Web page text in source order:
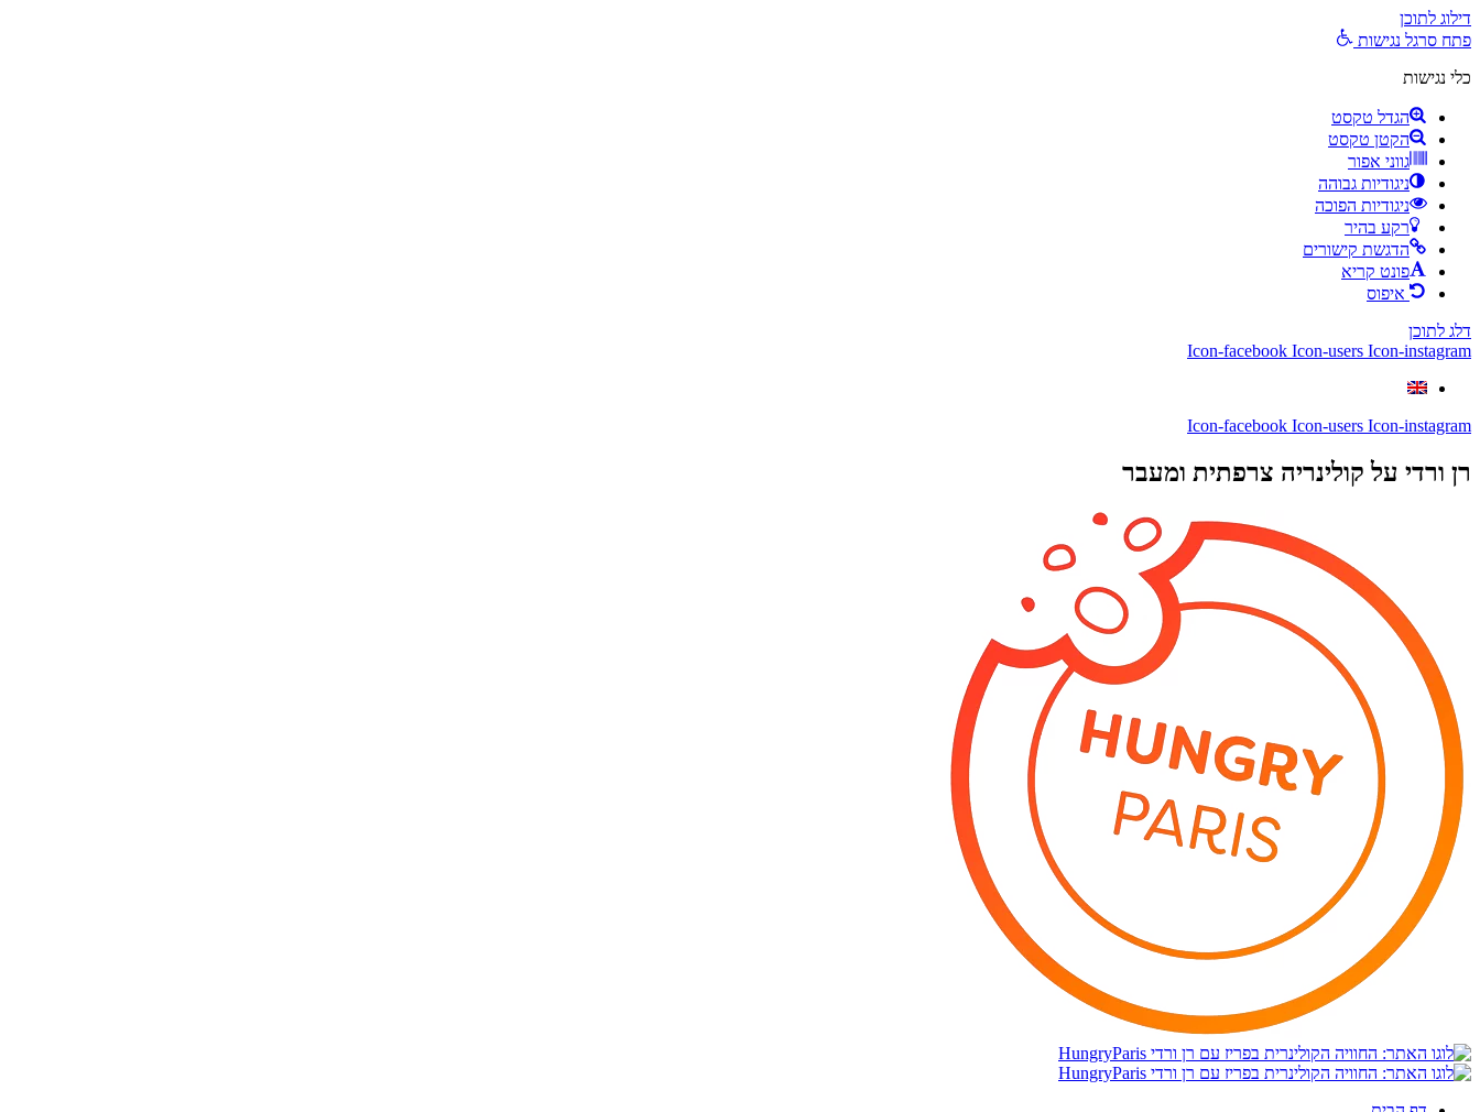
דילוג לתוכן
פתח סרגל נגישות
כלי נגישות
הגדל טקסט
הקטן טקסט
גווני אפור
ניגודיות גבוהה
ניגודיות הפוכה
רקע בהיר
הדגשת קישורים
פונט קריא
איפוס
דלג לתוכן
Icon-facebook Icon-users Icon-instagram
Icon-facebook Icon-users Icon-instagram
רן ורדי על קולינריה צרפתית ומעבר